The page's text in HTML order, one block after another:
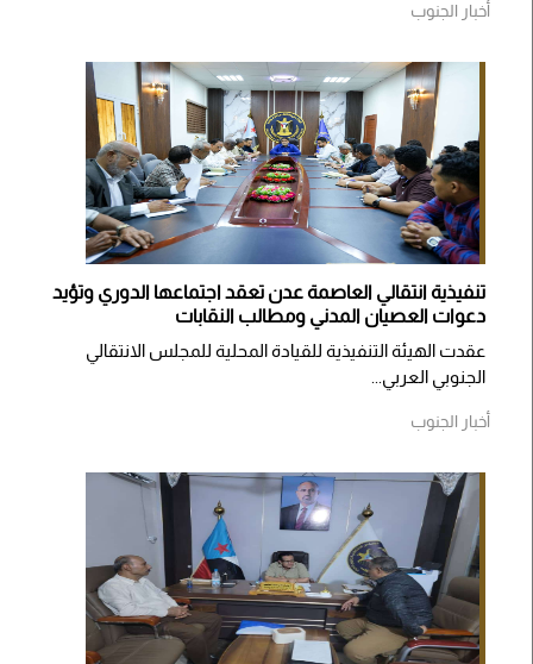
أخبار الجنوب
تنفيذية انتقالي العاصمة عدن تعقد اجتماعها الدوري وتؤيد
دعوات العصيان المدني ومطالب النقابات
​عقدت الهيئة التنفيذية للقيادة المحلية للمجلس الانتقالي
الجنوبي العربي...
أخبار الجنوب